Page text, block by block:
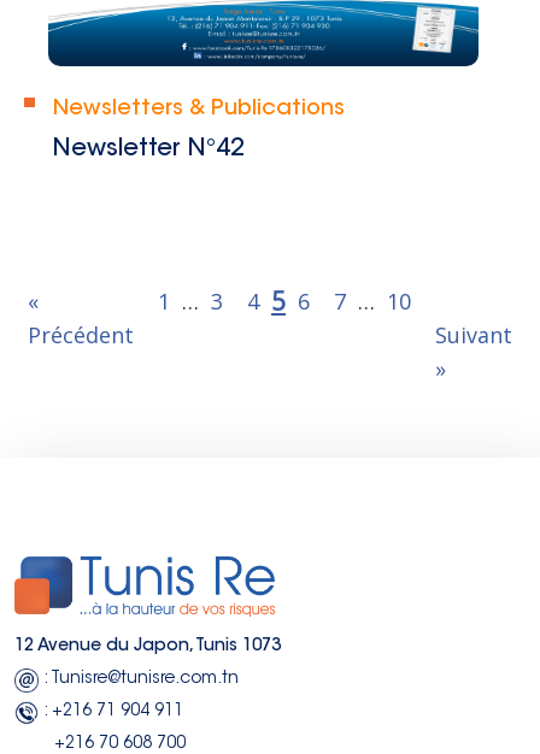
Newsletters & Publications
Newsletter N°42
«
Précédent
1 … 3 4 5 6 7 … 10
Suivant
»
12 Avenue du Japon, Tunis 1073
: Tunisre@tunisre.com.tn
: +216 71 904 911
+216 70 608 700